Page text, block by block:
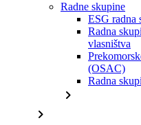
Radne skupine
ESG radna
Radna
vlasništva
(OSAC)
Radna
chevron_right
chevron_right